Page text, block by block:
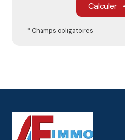
Calculer
* Champs obligatoires